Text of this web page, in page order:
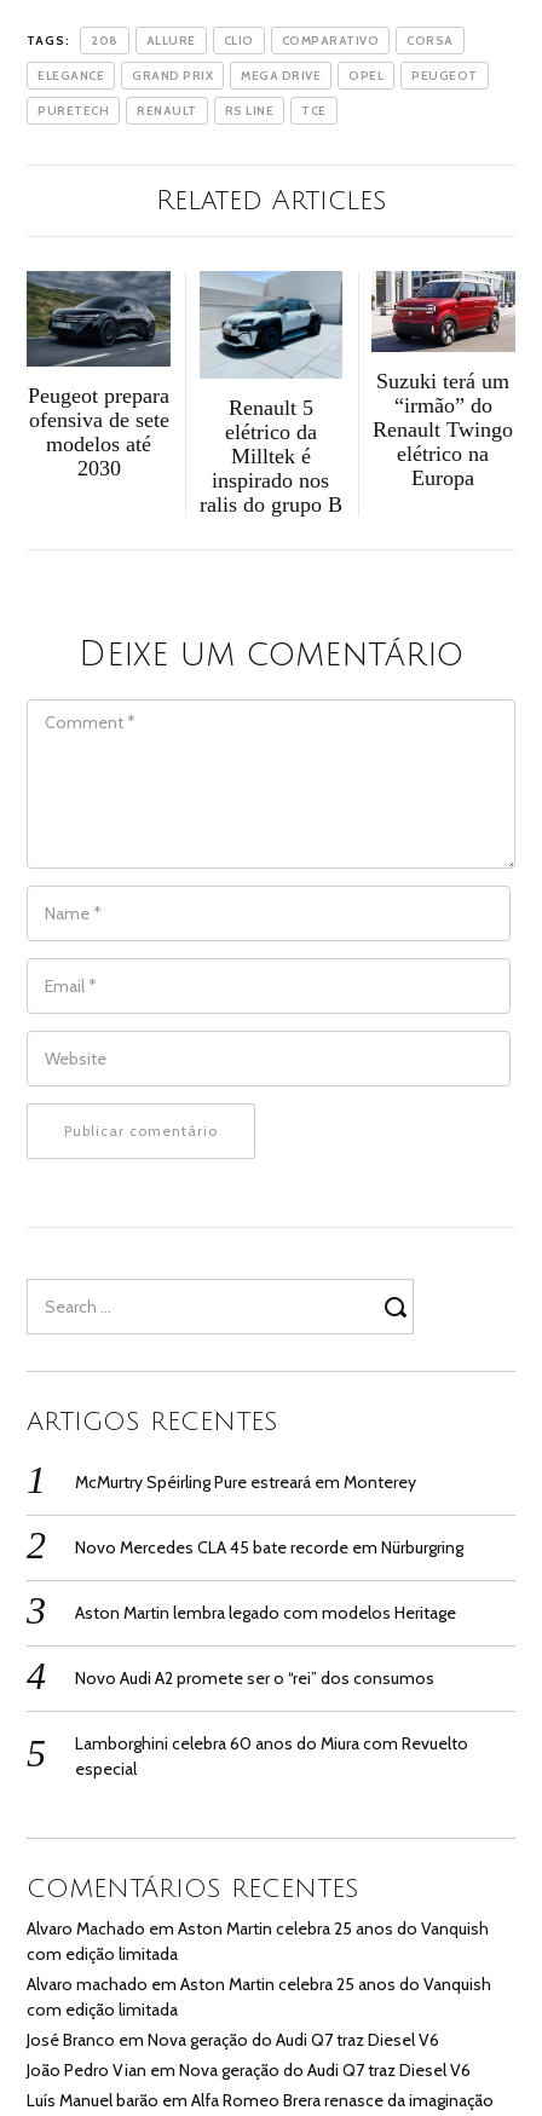
TAGS: 208 ALLURE CLIO COMPARATIVO CORSA
ELEGANCE GRAND PRIX MEGA DRIVE OPEL PEUGEOT
PURETECH RENAULT RS LINE TCE
Related Articles
Peugeot prepara
ofensiva de sete
modelos até
2030
Renault 5
elétrico da
Milltek é
inspirado nos
ralis do grupo B
Suzuki terá um
“irmão” do
Renault Twingo
elétrico na
Europa
Deixe um comentário
COMMENT
NAME
EMAIL
WEBSITE
for:
ARTIGOS RECENTES
McMurtry Spéirling Pure estreará em Monterey
Novo Mercedes CLA 45 bate recorde em Nürburgring
Aston Martin lembra legado com modelos Heritage
Novo Audi A2 promete ser o “rei” dos consumos
Lamborghini celebra 60 anos do Miura com Revuelto
especial
COMENTÁRIOS RECENTES
Alvaro Machado emAston Martin celebra 25 anos do Vanquish
com edição limitada
Alvaro machado emAston Martin celebra 25 anos do Vanquish
com edição limitada
José Branco emNova geração do Audi Q7 traz Diesel V6
João Pedro Vian emNova geração do Audi Q7 traz Diesel V6
Luís Manuel barão emAlfa Romeo Brera renasce da imaginação